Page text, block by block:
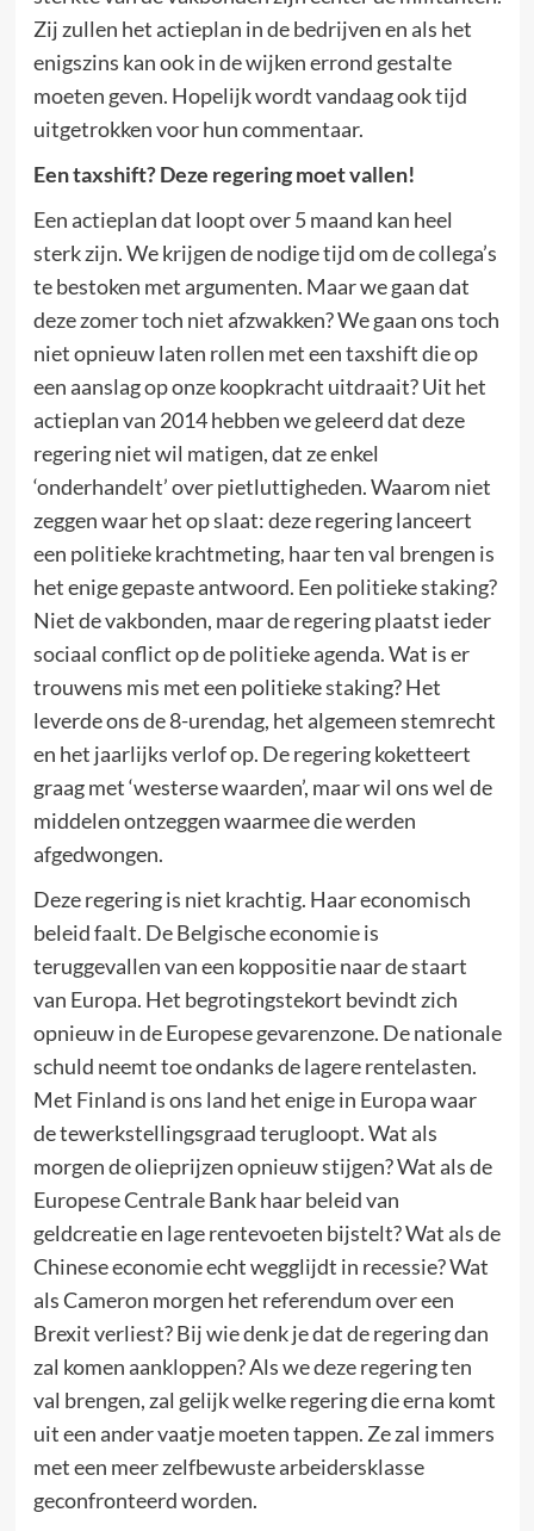
Zij zullen het actieplan in de bedrijven en als het
enigszins kan ook in de wijken errond gestalte
moeten geven. Hopelijk wordt vandaag ook tijd
uitgetrokken voor hun commentaar.
Een taxshift? Deze regering moet vallen!
Een actieplan dat loopt over 5 maand kan heel
sterk zijn. We krijgen de nodige tijd om de collega’s
te bestoken met argumenten. Maar we gaan dat
deze zomer toch niet afzwakken? We gaan ons toch
niet opnieuw laten rollen met een taxshift die op
een aanslag op onze koopkracht uitdraait? Uit het
actieplan van 2014 hebben we geleerd dat deze
regering niet wil matigen, dat ze enkel
‘onderhandelt’ over pietluttigheden. Waarom niet
zeggen waar het op slaat: deze regering lanceert
een politieke krachtmeting, haar ten val brengen is
het enige gepaste antwoord. Een politieke staking?
Niet de vakbonden, maar de regering plaatst ieder
sociaal conflict op de politieke agenda. Wat is er
trouwens mis met een politieke staking? Het
leverde ons de 8-urendag, het algemeen stemrecht
en het jaarlijks verlof op. De regering koketteert
graag met ‘westerse waarden’, maar wil ons wel de
middelen ontzeggen waarmee die werden
afgedwongen.
Deze regering is niet krachtig. Haar economisch
beleid faalt. De Belgische economie is
teruggevallen van een koppositie naar de staart
van Europa. Het begrotingstekort bevindt zich
opnieuw in de Europese gevarenzone. De nationale
schuld neemt toe ondanks de lagere rentelasten.
Met Finland is ons land het enige in Europa waar
de tewerkstellingsgraad terugloopt. Wat als
morgen de olieprijzen opnieuw stijgen? Wat als de
Europese Centrale Bank haar beleid van
geldcreatie en lage rentevoeten bijstelt? Wat als de
Chinese economie echt wegglijdt in recessie? Wat
als Cameron morgen het referendum over een
Brexit verliest? Bij wie denk je dat de regering dan
zal komen aankloppen? Als we deze regering ten
val brengen, zal gelijk welke regering die erna komt
uit een ander vaatje moeten tappen. Ze zal immers
met een meer zelfbewuste arbeidersklasse
geconfronteerd worden.